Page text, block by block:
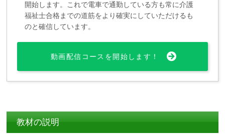
開始します。これで電車で通勤している方も常に介護
福祉士合格までの道筋をより確実にしていただけるも
のと確信しています。
動画配信コースを開始します！
教材の説明